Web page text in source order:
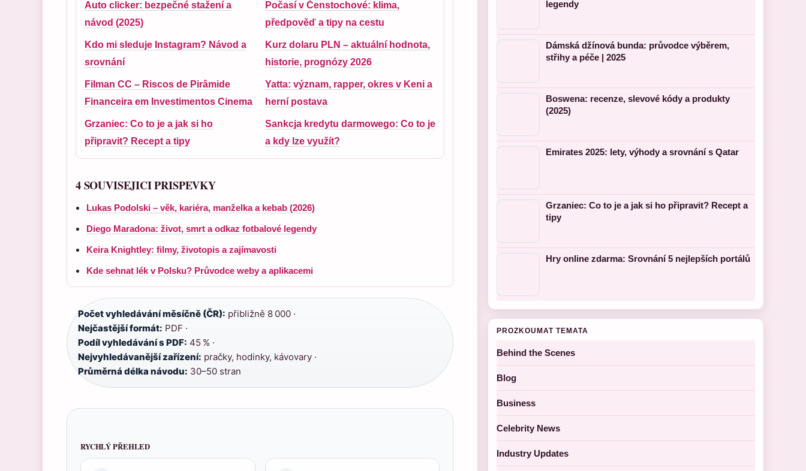
Auto clicker: bezpečné stažení a
návod (2025)
Počasí v Čenstochové: klima,
předpověď a tipy na cestu
Kdo mi sleduje Instagram? Návod a
srovnání
Kurz dolaru PLN – aktuální hodnota,
historie, prognózy 2026
Filman CC – Riscos de Pirâmide
Financeira em Investimentos Cinema
Yatta: význam, rapper, okres v Keni a
herní postava
Grzaniec: Co to je a jak si ho
připravit? Recept a tipy
Sankcja kredytu darmowego: Co to je
a kdy lze využít?
4 SOUVISEJICI PRISPEVKY
Lukas Podolski – věk, kariéra, manželka a kebab (2026)
Diego Maradona: život, smrt a odkaz fotbalové legendy
Keira Knightley: filmy, životopis a zajímavosti
Kde sehnat lék v Polsku? Průvodce weby a aplikacemi
Počet vyhledávání měsíčně (ČR): přibližně 8 000 ·
Nejčastější formát: PDF ·
Podíl vyhledávání s PDF: 45 % ·
Nejvyhledávanější zařízení: pračky, hodinky, kávovary ·
Průměrná délka návodu: 30–50 stran
RYCHLÝ PŘEHLED
legendy
Dámská džínová bunda: průvodce výběrem,
střihy a péče | 2025
Boswena: recenze, slevové kódy a produkty
(2025)
Emirates 2025: lety, výhody a srovnání s Qatar
Grzaniec: Co to je a jak si ho připravit? Recept a
tipy
Hry online zdarma: Srovnání 5 nejlepších portálů
PROZKOUMAT TEMATA
Behind the Scenes
Blog
Business
Celebrity News
Industry Updates